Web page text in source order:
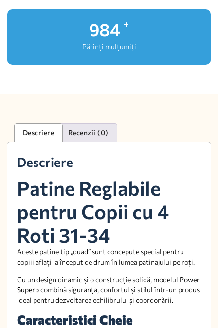
1,000
Părinți mulțumiți
Descriere Recenzii (0)
Descriere
Patine Reglabile
pentru Copii cu 4
Roti 31-34
Aceste patine tip „quad” sunt concepute special pentru
copiii aflați la început de drum în lumea patinajului pe roți.
Cu un design dinamic și o construcție solidă, modelul Power
Superbcombină siguranța, confortul și stilul într-un produs
ideal pentru dezvoltarea echilibrului și coordonării.
Caracteristici Cheie